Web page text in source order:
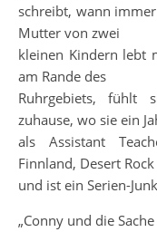
schreibt, wann
Mutter von zwei
kleinen Kindern lebt
am Rande des
Ruhrgebiets, fühlt
zuhause, wo sie ein
als Assistant
Finnland, Desert Rock
und ist ein Serien-
„Conny und die